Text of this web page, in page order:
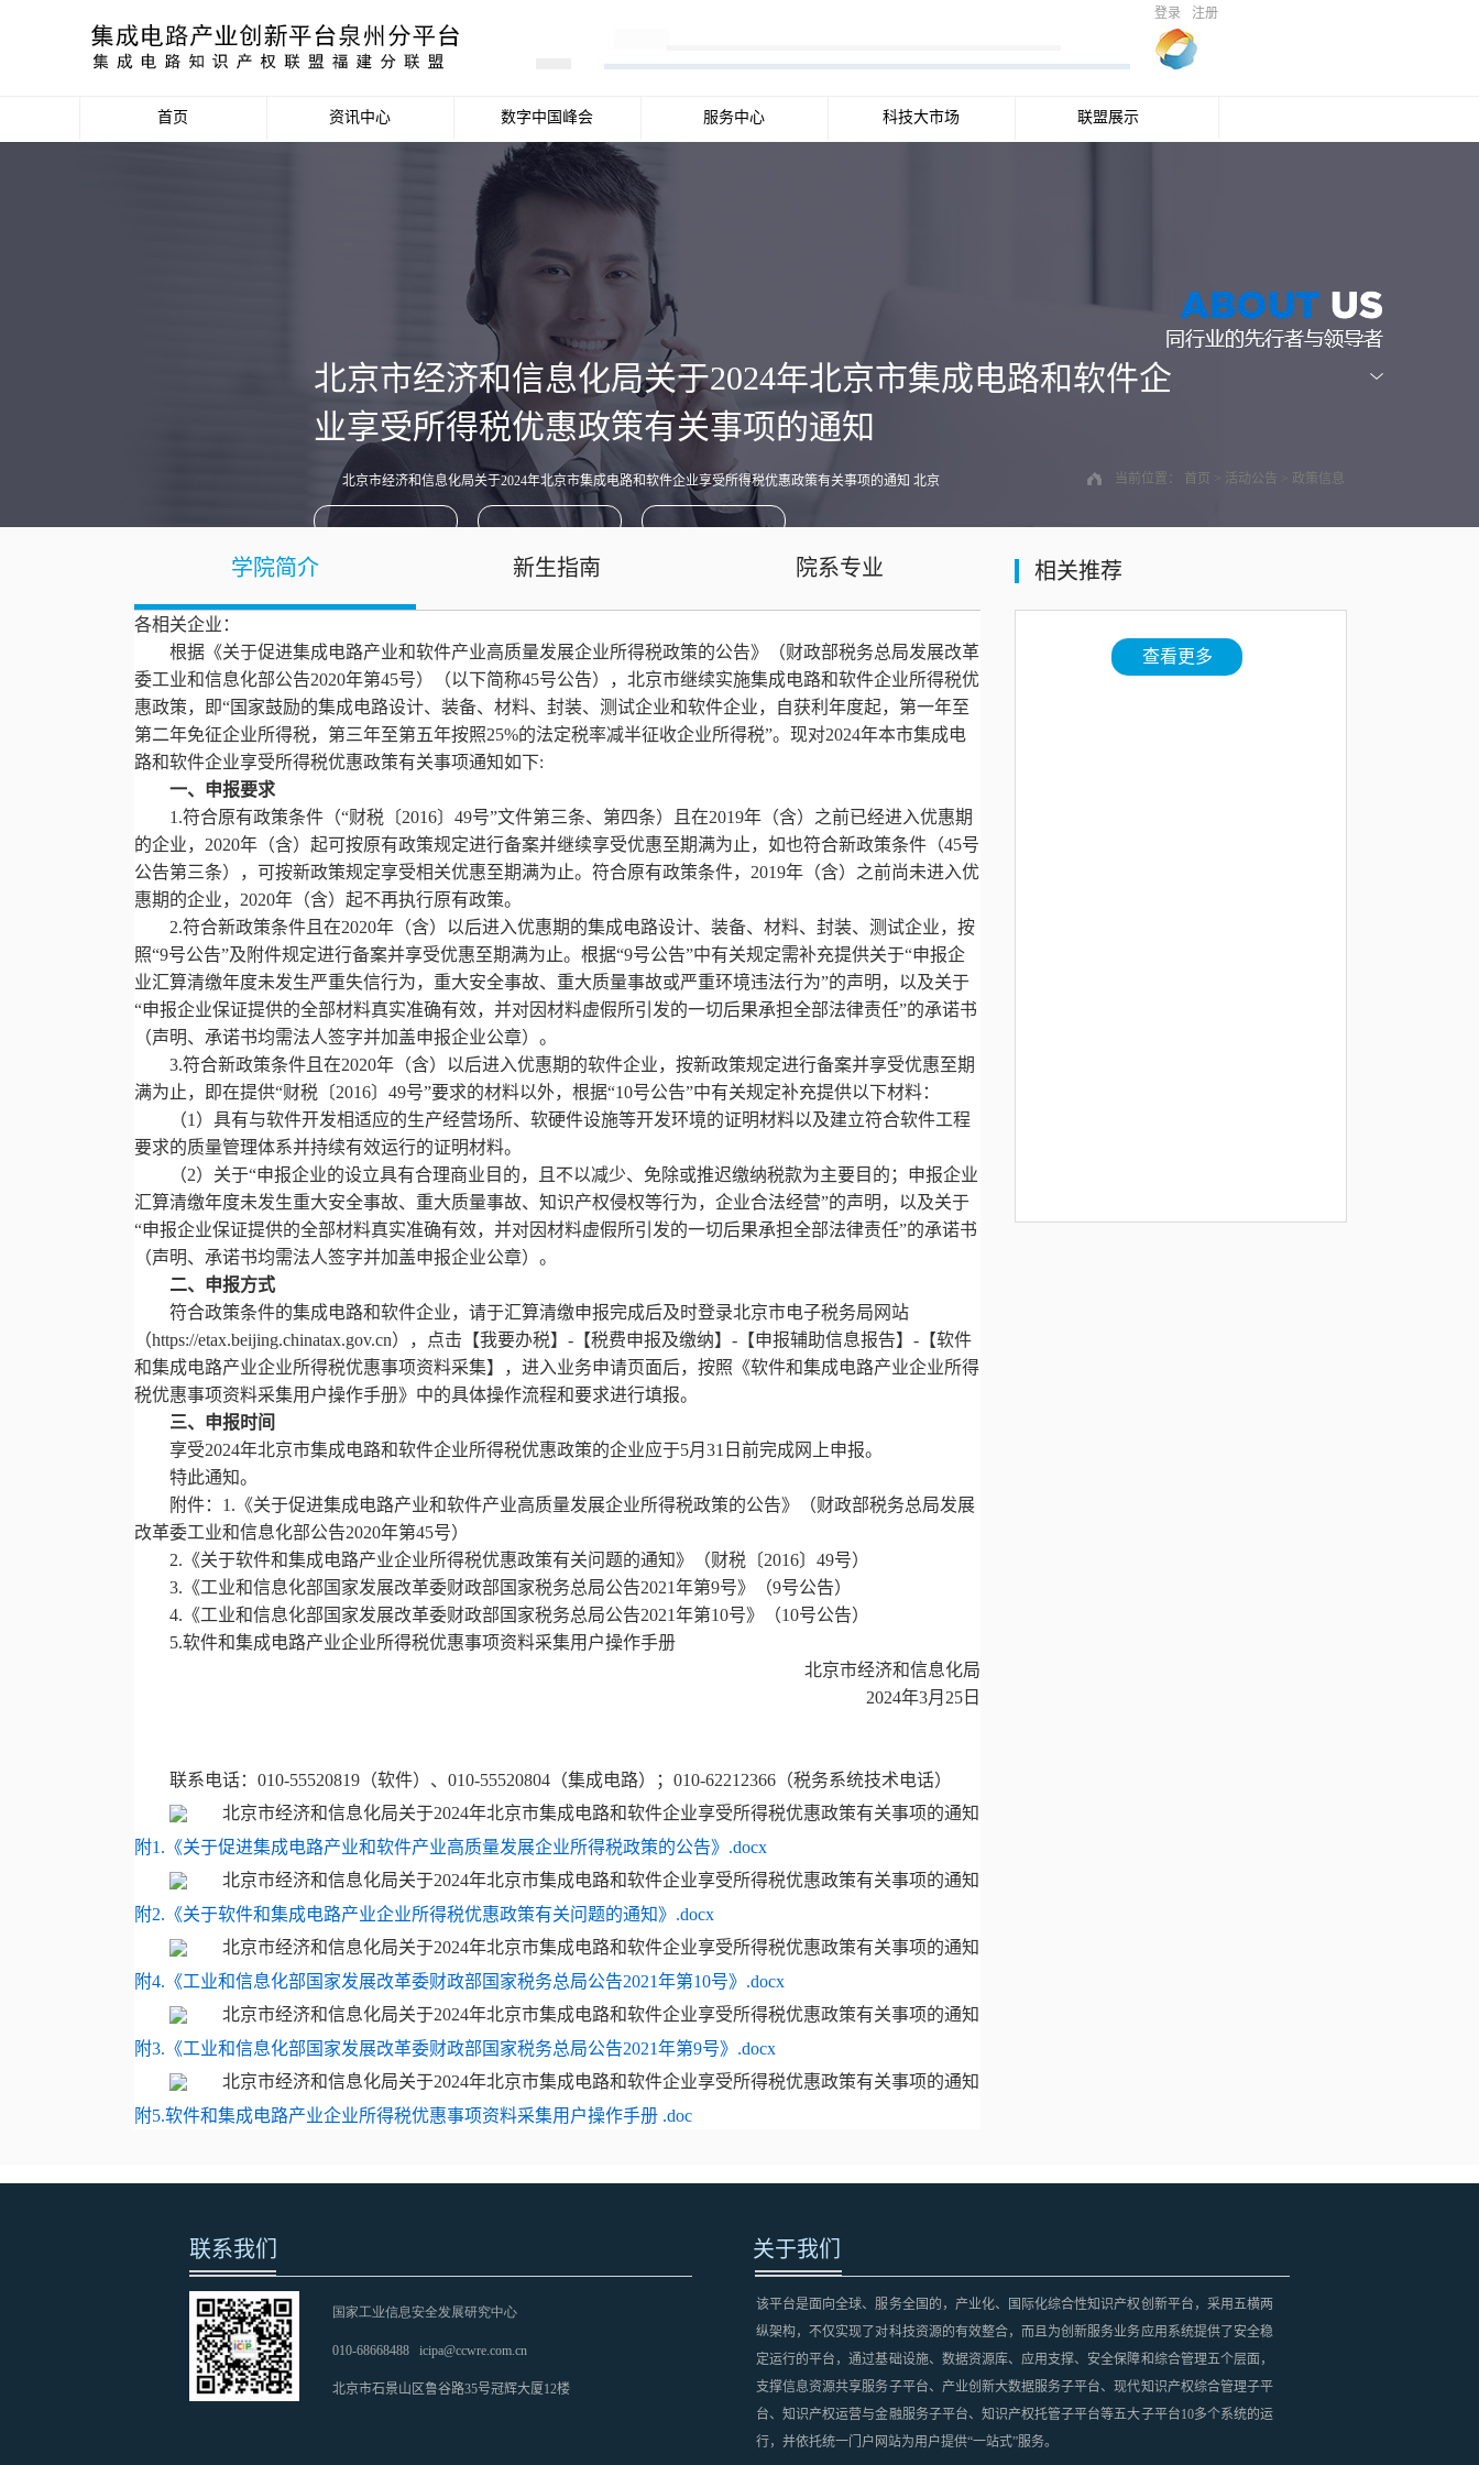
登录 注册
首页 资讯中心
项目申报信息
数字中国峰会 服务中心 科技大市场 联盟展示
当前位置： 首页 > 活动公告 > 政策信息
北京市经济和信息化局关于2024年北京市集成电路和软件企
业享受所得税优惠政策有关事项的通知
北京市经济和信息化局关于2024年北京市集成电路和软件企业享受所得税优惠政策有关事项的通知 北京
学院简介 新生指南 院系专业
各相关企业：
根据《关于促进集成电路产业和软件产业高质量发展企业所得税政策的公告》（财政部税务总局发展改革
委工业和信息化部公告2020年第45号）（以下简称45号公告），北京市继续实施集成电路和软件企业所得税优
惠政策，即“国家鼓励的集成电路设计、装备、材料、封装、测试企业和软件企业，自获利年度起，第一年至
第二年免征企业所得税，第三年至第五年按照25%的法定税率减半征收企业所得税”。现对2024年本市集成电
路和软件企业享受所得税优惠政策有关事项通知如下:
一、申报要求
1.符合原有政策条件（“财税〔2016〕49号”文件第三条、第四条）且在2019年（含）之前已经进入优惠期
的企业，2020年（含）起可按原有政策规定进行备案并继续享受优惠至期满为止，如也符合新政策条件（45号
公告第三条），可按新政策规定享受相关优惠至期满为止。符合原有政策条件，2019年（含）之前尚未进入优
惠期的企业，2020年（含）起不再执行原有政策。
2.符合新政策条件且在2020年（含）以后进入优惠期的集成电路设计、装备、材料、封装、测试企业，按
照“9号公告”及附件规定进行备案并享受优惠至期满为止。根据“9号公告”中有关规定需补充提供关于“申报企
业汇算清缴年度未发生严重失信行为，重大安全事故、重大质量事故或严重环境违法行为”的声明，以及关于
“申报企业保证提供的全部材料真实准确有效，并对因材料虚假所引发的一切后果承担全部法律责任”的承诺书
（声明、承诺书均需法人签字并加盖申报企业公章）。
3.符合新政策条件且在2020年（含）以后进入优惠期的软件企业，按新政策规定进行备案并享受优惠至期
满为止，即在提供“财税〔2016〕49号”要求的材料以外，根据“10号公告”中有关规定补充提供以下材料：
（1）具有与软件开发相适应的生产经营场所、软硬件设施等开发环境的证明材料以及建立符合软件工程
要求的质量管理体系并持续有效运行的证明材料。
（2）关于“申报企业的设立具有合理商业目的，且不以减少、免除或推迟缴纳税款为主要目的；申报企业
汇算清缴年度未发生重大安全事故、重大质量事故、知识产权侵权等行为，企业合法经营”的声明，以及关于
“申报企业保证提供的全部材料真实准确有效，并对因材料虚假所引发的一切后果承担全部法律责任”的承诺书
（声明、承诺书均需法人签字并加盖申报企业公章）。
二、申报方式
符合政策条件的集成电路和软件企业，请于汇算清缴申报完成后及时登录北京市电子税务局网站
（https://etax.beijing.chinatax.gov.cn），点击【我要办税】-【税费申报及缴纳】-【申报辅助信息报告】-【软件
和集成电路产业企业所得税优惠事项资料采集】，进入业务申请页面后，按照《软件和集成电路产业企业所得
税优惠事项资料采集用户操作手册》中的具体操作流程和要求进行填报。
三、申报时间
享受2024年北京市集成电路和软件企业所得税优惠政策的企业应于5月31日前完成网上申报。
特此通知。
附件：1.《关于促进集成电路产业和软件产业高质量发展企业所得税政策的公告》（财政部税务总局发展
改革委工业和信息化部公告2020年第45号）
2.《关于软件和集成电路产业企业所得税优惠政策有关问题的通知》（财税〔2016〕49号）
3.《工业和信息化部国家发展改革委财政部国家税务总局公告2021年第9号》（9号公告）
4.《工业和信息化部国家发展改革委财政部国家税务总局公告2021年第10号》（10号公告）
5.软件和集成电路产业企业所得税优惠事项资料采集用户操作手册
北京市经济和信息化局
2024年3月25日
联系电话：010-55520819（软件）、010-55520804（集成电路）；010-62212366（税务系统技术电话）
附1.《关于促进集成电路产业和软件产业高质量发展企业所得税政策的公告》.docx
附2.《关于软件和集成电路产业企业所得税优惠政策有关问题的通知》.docx
附4.《工业和信息化部国家发展改革委财政部国家税务总局公告2021年第10号》.docx
附3.《工业和信息化部国家发展改革委财政部国家税务总局公告2021年第9号》.docx
附5.软件和集成电路产业企业所得税优惠事项资料采集用户操作手册 .doc
相关推荐
查看更多
联系我们 关于我们
国家工业信息安全发展研究中心
010-68668488 icipa@ccwre.com.cn
北京市石景山区鲁谷路35号冠辉大厦12楼
该平台是面向全球、服务全国的，产业化、国际化综合性知识产权创新平台，采用五横两
纵架构，不仅实现了对科技资源的有效整合，而且为创新服务业务应用系统提供了安全稳
定运行的平台，通过基础设施、数据资源库、应用支撑、安全保障和综合管理五个层面，
支撑信息资源共享服务子平台、产业创新大数据服务子平台、现代知识产权综合管理子平
台、知识产权运营与金融服务子平台、知识产权托管子平台等五大子平台10多个系统的运
行，并依托统一门户网站为用户提供“一站式”服务。